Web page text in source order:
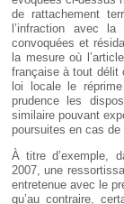
de rattachement
l’infraction avec
convoquées et
la mesure où
française à tout délit
loi locale le
prudence les
similaire pouvant
poursuites en cas de
À titre d’exemple,
2007, une
entretenue avec le
qu’au contraire,